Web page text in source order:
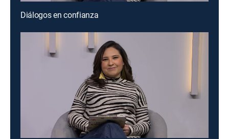
Diálogos en confianza